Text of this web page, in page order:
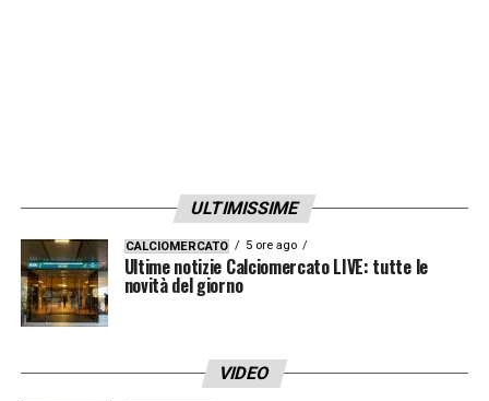
ULTIMISSIME
CALCIOMERCATO 5 ore ago
Ultime notizie Calciomercato LIVE: tutte le
novità del giorno
VIDEO